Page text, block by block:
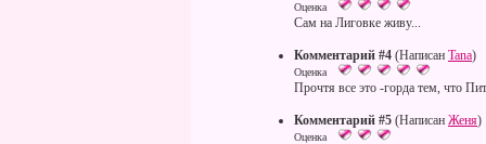
Оценка
Сам на Лиговке живу...
Комментарий #4 (Написан Tana)
Оценка
Прочтя все это -горда тем, что
Комментарий #5 (Написан Женя)
Оценка